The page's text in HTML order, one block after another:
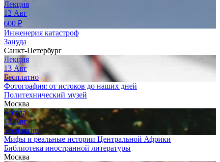
Лекция
12 Авг
600 ₽
Инженерия катастроф
Зануда
Санкт-Петербург
Лекция
13 Авг
Бесплатно
Фотография: от истоков до наших дней
Политехнический музей
Москва
Беседа
13 Авг
Бесплатно
Мифы и реальные истории Центральной Африки
Библиотека иностранной литературы
Москва